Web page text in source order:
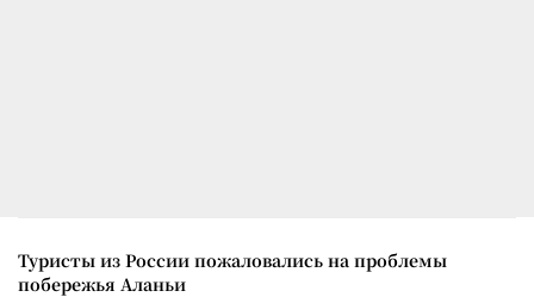
Туристы из России пожаловались на проблемы
побережья Аланьи